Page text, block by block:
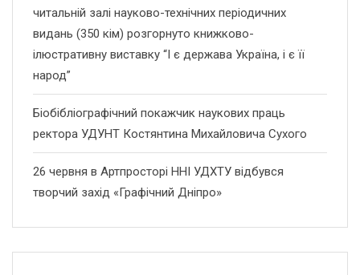
читальній залі науково-технічних періодичних
видань (350 кім) розгорнуто книжково-
ілюстративну виставку “І є держава Україна, і є її
народ”
Біобібліографічний покажчик наукових праць
ректора УДУНТ Костянтина Михайловича Сухого
26 червня в Артпросторі ННІ УДХТУ відбувся
творчий захід «Графічний Дніпро»